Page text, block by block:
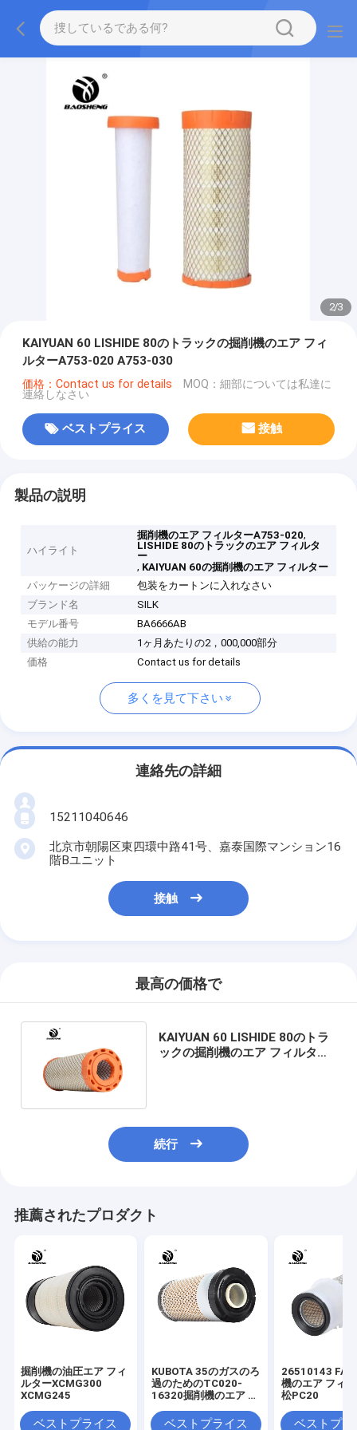
2/3
KAIYUAN 60 LISHIDE 80のトラックの掘削機のエア フィ
ルターA753-020 A753-030
価格：Contact us for details MOQ：細部については私達に
連絡しなさい
ベストプライス 接触
製品の説明
ハイライト
掘削機のエア フィルターA753-020,
LISHIDE 80のトラックのエア フィルタ
ー
, KAIYUAN 60の掘削機のエア フィルター
パッケージの詳細
包装をカートンに入れなさい
ブランド名
SILK
モデル番号
BA6666AB
供給の能力
1ヶ月あたりの2，000,000部分
価格
Contact us for details
多くを見て下さい
連絡先の詳細
15211040646
北京市朝陽区東四環中路41号、嘉泰国際マンション16
階Bユニット
接触
最高の価格で
KAIYUAN 60 LISHIDE 80のトラ
ックの掘削機のエア フィルター
続行
推薦されたプロダクト
掘削機の油圧エア フィ
ルターXCMG300
XCMG245
ベストプライス
KUBOTA 35のガスのろ
過のためのTC020-
16320掘削機のエア フ
ベストプライス
26510143
機のエア フィ
松PC20
ベストプラ